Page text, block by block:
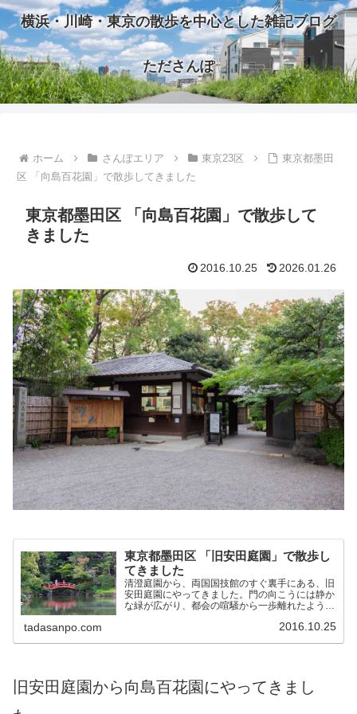
横浜・川崎・東京の散歩を中心とした雑記ブログ
たださんぽ
ホーム さんぽエリア 東京23区
東京都墨田
区 「向島百花園」で散歩してきました
東京都墨田区 「向島百花園」で散歩して
きました
2016.10.25 2026.01.26
東京都墨田区 「旧安田庭園」で散歩し
てきました
清澄庭園から、両国国技館のすぐ裏手にある、旧
安田庭園にやってきました。門の向こうには静か
な緑が広がり、都会の喧騒から一歩離れたような
内案内図があります。中央に大きな池があり、周
tadasanpo.com 2016.10.25
旧安田庭園から向島百花園にやってきまし